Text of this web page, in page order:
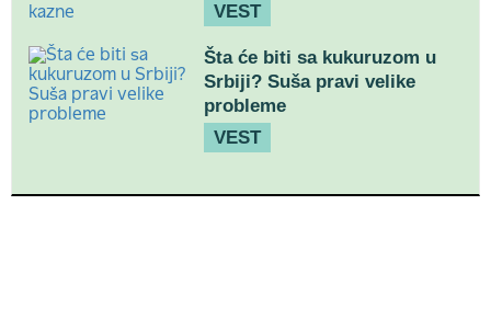
VEST
Šta će biti sa kukuruzom u
Srbiji? Suša pravi velike
probleme
VEST